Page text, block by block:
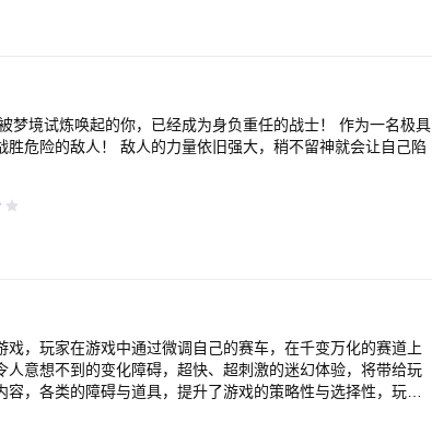
梦境试炼唤起的你，已经成为身负重任的战士！ 作为一名极具
危险的敌人！ 敌人的力量依旧强大，稍不留神就会让自己陷
戏，玩家在游戏中通过微调自己的赛车，在千变万化的赛道上
意想不到的变化障碍，超快、超刺激的迷幻体验，将带给玩
，各类的障碍与道具，提升了游戏的策略性与选择性，玩家
计，玩家能体验到不同赛道的乐趣 3.模型精美，不管是车子